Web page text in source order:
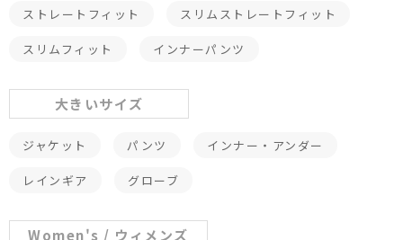
ストレートフィット スリムストレートフィット
スリムフィット インナーパンツ
大きいサイズ
ジャケット パンツ インナー・アンダー
レインギア グローブ
Women's / ウィメンズ